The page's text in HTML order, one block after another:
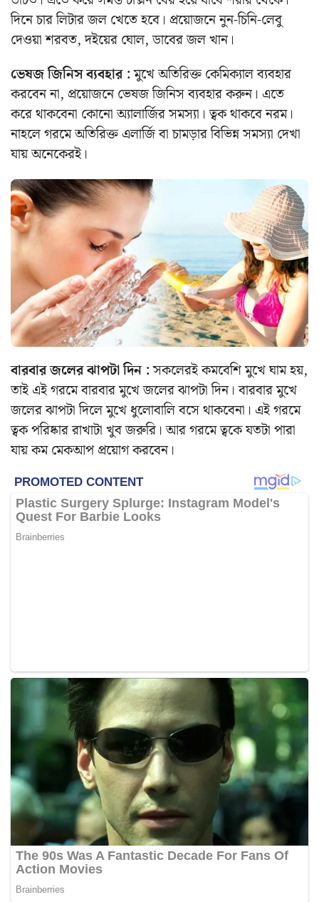
দিনে চার লিটার জল খেতে হবে। প্রয়োজনে নুন-চিনি-লেবু
দেওয়া শরবত, দইয়ের ঘোল, ডাবের জল খান।
ভেষজ জিনিস ব্যবহার :মুখে অতিরিক্ত কেমিক্যাল ব্যবহার
করবেন না, প্রয়োজনে ভেষজ জিনিস ব্যবহার করুন। এতে
করে থাকবেনা কোনো অ্যালার্জির সমস্যা। ত্বক থাকবে নরম।
নাহলে গরমে অতিরিক্ত এলার্জি বা চামড়ার বিভিন্ন সমস্যা দেখা
যায় অনেকেরই।
বারবার জলের ঝাপটা দিন :সকলেরই কমবেশি মুখে ঘাম হয়,
তাই এই গরমে বারবার মুখে জলের ঝাপটা দিন। বারবার মুখে
জলের ঝাপটা দিলে মুখে ধুলোবালি বসে থাকবেনা। এই গরমে
ত্বক পরিষ্কার রাখাটা খুব জরুরি। আর গরমে ত্বকে যতটা পারা
যায় কম মেকআপ প্রয়োগ করবেন।